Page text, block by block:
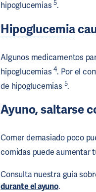
hipoglucemias5.
Hipoglucemia
Algunos medicamentos
hipoglucemias4. Por el
de hipoglucemias 5.
Ayuno, saltarse
Comer demasiado poco
comidas puede aumentar
Consulta nuestra guía
durante el ayuno.